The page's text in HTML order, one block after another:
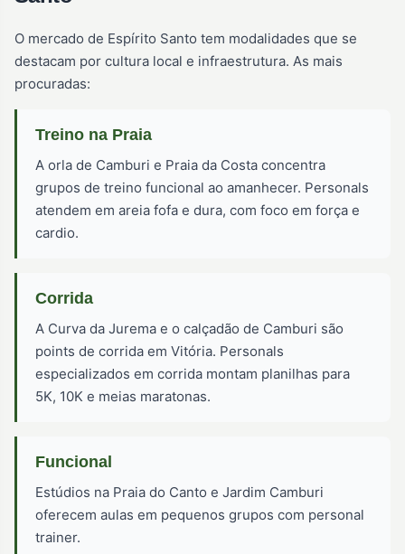
O mercado de Espírito Santo tem modalidades que se
destacam por cultura local e infraestrutura. As mais
procuradas:
Treino na Praia
A orla de Camburi e Praia da Costa concentra
grupos de treino funcional ao amanhecer. Personals
atendem em areia fofa e dura, com foco em força e
cardio.
Corrida
A Curva da Jurema e o calçadão de Camburi são
points de corrida em Vitória. Personals
especializados em corrida montam planilhas para
5K, 10K e meias maratonas.
Funcional
Estúdios na Praia do Canto e Jardim Camburi
oferecem aulas em pequenos grupos com personal
trainer.